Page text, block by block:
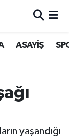
ASAYİŞ
yaşandığı